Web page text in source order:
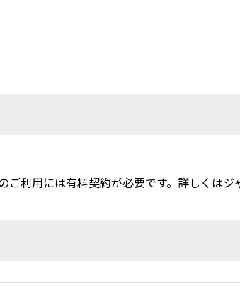
利用には有料契約が必要です。詳しくはジ